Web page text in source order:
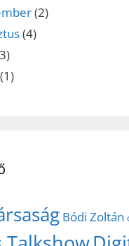
(2)
(4)
(1)
Bódi Zoltán